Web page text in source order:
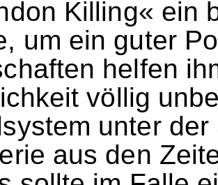
Killing« ein
um ein guter
helfen
völlig
unter
aus den